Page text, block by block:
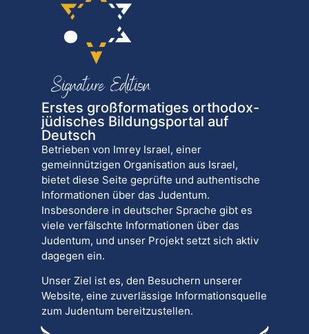
Erstes großformatiges orthodox-
jüdisches Bildungsportal auf
Deutsch
Betrieben von Imrey Israel, einer
gemeinnützigen Organisation aus Israel,
bietet diese Seite geprüfte und authentische
Informationen über das Judentum.
Insbesondere in deutscher Sprache gibt es
viele verfälschte Informationen über das
Judentum, und unser Projekt setzt sich aktiv
dagegen ein.
Unser Ziel ist es, den Besuchern unserer
Website, eine zuverlässige Informationsquelle
zum Judentum bereitzustellen.